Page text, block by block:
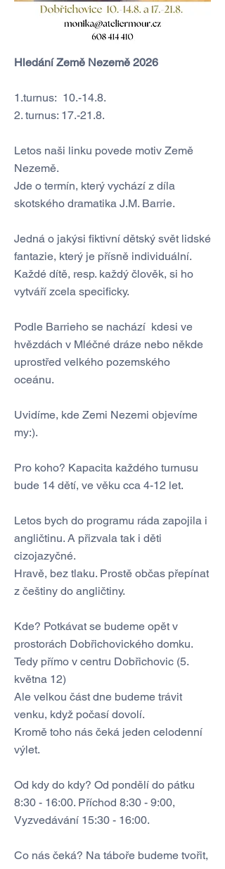
Hledání Země Nezemě 2026
1.turnus: 10.-14.8.
2. turnus: 17.-21.8.
Letos naši linku povede motiv Země
Nezemě.
Jde o termín, který vychází z díla
skotského dramatika J.M. Barrie.
Jedná o jakýsi fiktivní dětský svět lidské
fantazie, který je přísně individuální.
Každé dítě, resp. každý člověk, si ho
vytváří zcela specificky.
Podle Barrieho se nachází kdesi ve
hvězdách v Mléčné dráze nebo někde
uprostřed velkého pozemského
oceánu.
Uvidíme, kde Zemi Nezemi objevíme
my:).
Pro koho? Kapacita každého turnusu
bude 14 dětí, ve věku cca 4-12 let.
Letos bych do programu ráda zapojila i
angličtinu. A přizvala tak i děti
cizojazyčné.
Hravě, bez tlaku. Prostě občas přepínat
z češtiny do angličtiny.
Kde? Potkávat se budeme opět v
prostorách Dobřichovického domku.
Tedy přímo v centru Dobřichovic (5.
května 12)
Ale velkou část dne budeme trávit
venku, když počasí dovolí.
Kromě toho nás čeká jeden celodenní
výlet.
Od kdy do kdy? Od pondělí do pátku
8:30 - 16:00. Příchod 8:30 - 9:00,
Vyzvedávání 15:30 - 16:00.
Co nás čeká? Na táboře budeme tvořit,